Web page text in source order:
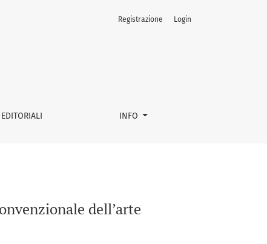
INFO
Registrazione Login
dell’arte